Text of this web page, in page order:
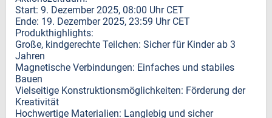
Start: 9. Dezember 2025, 08:00 Uhr CET
Ende: 19. Dezember 2025, 23:59 Uhr CET
Produkthighlights:
Große, kindgerechte Teilchen: Sicher für Kinder ab 3
Jahren
Magnetische Verbindungen: Einfaches und stabiles
Bauen
Vielseitige Konstruktionsmöglichkeiten: Förderung der
Kreativität
Hochwertige Materialien: Langlebig und sicher